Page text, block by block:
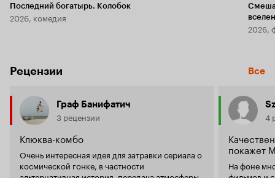
Последний богатырь. Колобок
2026, комедия
2026,
Рецензии Все
Граф Банифатич
3 рецензии
Клюква-комбо
Очень интересная идея для затравки сериала о
космической гонке, в частности
4
покажет
На фоне